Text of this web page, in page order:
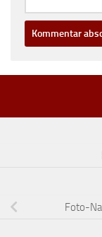
Foto-